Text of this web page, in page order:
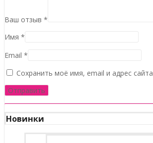
Ваш отзыв *
Имя *
Email *
Сохранить моё имя, email и адрес
Новинки